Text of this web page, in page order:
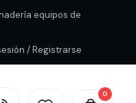
equipos de
/ Registrarse
0